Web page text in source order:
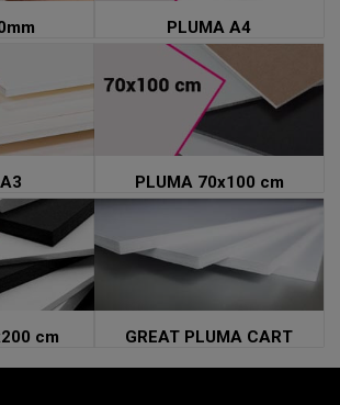
PLUMA A4
PLUMA 70x100 cm
cm GREAT PLUMA CART